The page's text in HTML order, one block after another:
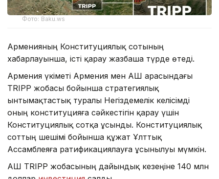
Фото: Baku.ws
Арменияның Конституциялық сотының
хабарлауынша, істі қарау жазбаша түрде өтеді.
Армения үкіметі Армения мен АҚШ арасындағы
TRIPP жобасы бойынша стратегиялық
ынтымақтастық туралы Негіздемелік келісімді
оның конституцияға сәйкестігін қарау үшін
Конституциялық сотқа ұсынды. Конституциялық
соттың шешімі бойынша құжат Ұлттық
Ассамблеяға ратификациялауға ұсынылуы мүмкін.
АҚШ TRIPP жобасының дайындық кезеңіне 140 млн